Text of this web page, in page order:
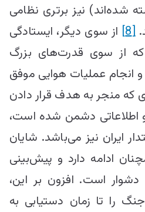
۱۴ نفر کشته شده‌اند) نیز برتری نظامی
[8]
از سوی دیگر، ایستادگی
که از سوی قدرت‌های بزرگ
عملیات هوایی موفق
که منجر به هدف قرار دادن
دشمن شده است،
ایران نیز می‌باشد. شایان
ادامه دارد و پیش‌بینی
است. افزون بر این،
را تا زمان دستیابی به